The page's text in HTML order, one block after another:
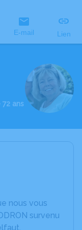
E-mail Lien
ans
nous vous
survenu